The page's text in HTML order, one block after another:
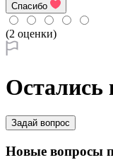
Спасибо
(2 оценки)
Остались
Задай вопрос
Новые вопросы